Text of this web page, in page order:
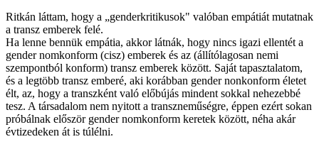
Ritkán láttam, hogy a „genderkritikusok" valóban empátiát mutatnak
a transz emberek felé.
Ha lenne bennük empátia, akkor látnák, hogy nincs igazi ellentét a
gender nomkonform (cisz) emberek és az (állítólagosan nemi
szempontból konform) transz emberek között. Saját tapasztalatom,
és a legtöbb transz emberé, aki korábban gender nonkonform életet
élt, az, hogy a transzként való előbújás mindent sokkal nehezebbé
tesz. A társadalom nem nyitott a transzneműségre, éppen ezért sokan
próbálnak először gender nomkonform keretek között, néha akár
évtizedeken át is túlélni.